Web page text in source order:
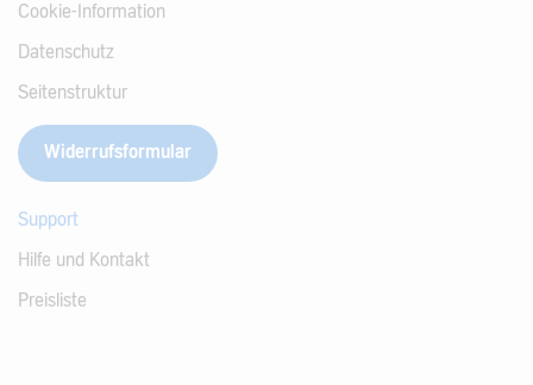
Cookie-Information
Datenschutz
Seitenstruktur
Widerrufsformular
Support
Hilfe und Kontakt
Preisliste